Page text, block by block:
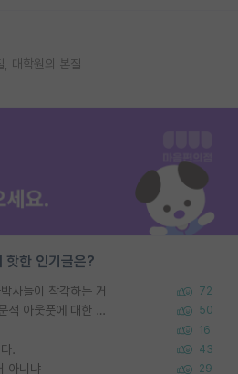
, 대학원의 본질
핫한 인기글은?
사들이 착각하는 거 72
포스텍 억까에 대해 (동문의 학문적 아웃풋에 대한 반박) 50
16
. 43
아니냐 29